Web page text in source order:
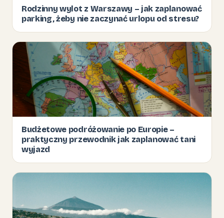
Rodzinny wylot z Warszawy – jak zaplanować
parking, żeby nie zaczynać urlopu od stresu?
Budżetowe podróżowanie po Europie –
praktyczny przewodnik jak zaplanować tani
wyjazd